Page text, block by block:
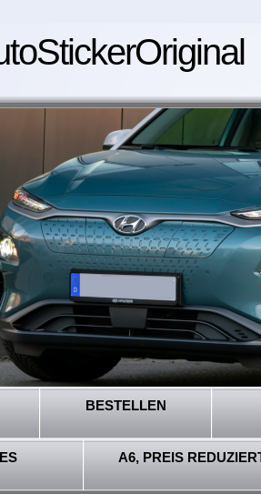
BESTELLEN
A6, PREIS